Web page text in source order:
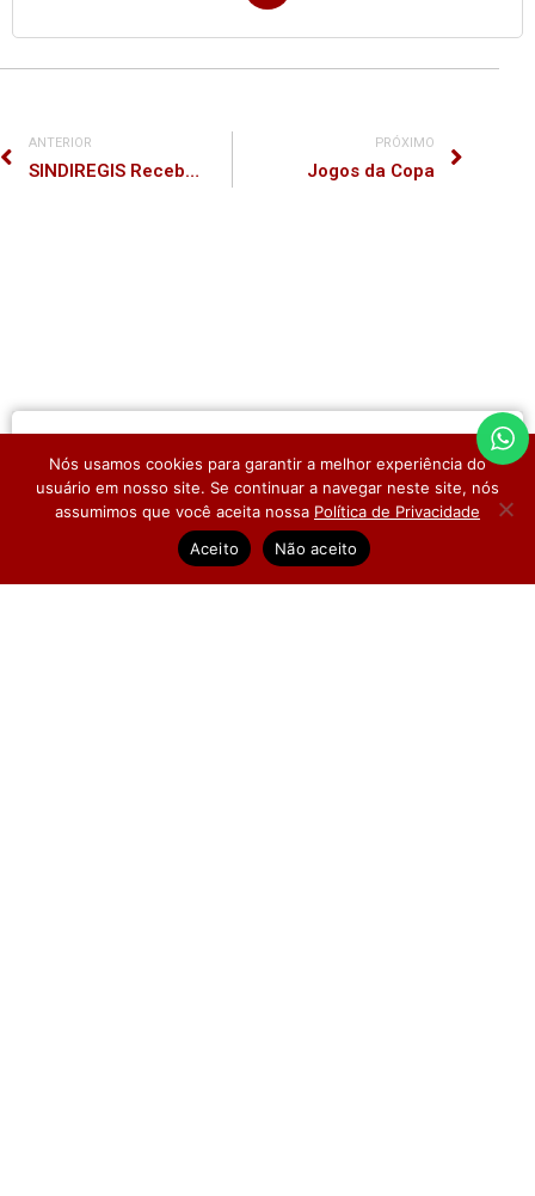
ANTERIOR
SINDIREGIS Recebe o Livro “De Quem É Essa Terra?”, que conta a história dos 180 anos do Registro de Imóveis no Brasil
PRÓXIMO
Jogos da Copa
PROTOCOLO
CERTIDÃO
Pesquisa de Satisfação
Nós usamos cookies para garantir a melhor experiência do
usuário em nosso site. Se continuar a navegar neste site, nós
assumimos que você aceita nossa Política de Privacidade
Aceito
Não aceito